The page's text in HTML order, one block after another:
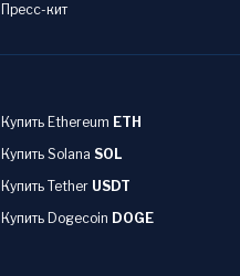
Пресс-кит
Купить Ethereum ETH
Купить Solana SOL
Купить Tether USDT
Купить Dogecoin DOGE